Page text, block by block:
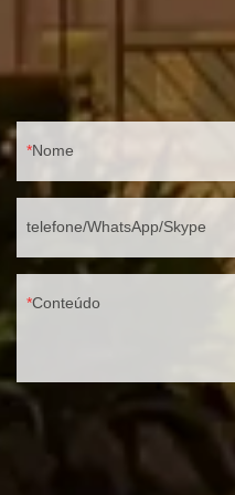
Nome
telefone/WhatsApp/Skype
Conteúdo